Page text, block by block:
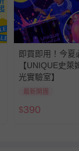
即買即用！今夏
【UNIQUE史萊
光實驗室】
最新開團
$390